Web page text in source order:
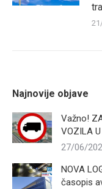
Najnovije objave
Važno!
VOZILA U
27/06/
NOVA
časopis